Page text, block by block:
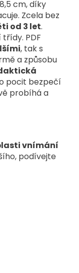
cm, díky
Zcela bez
od 3 let.
PDF
, tak s
a způsobu
pocit bezpečí
probíhá a
vnímání
podívejte